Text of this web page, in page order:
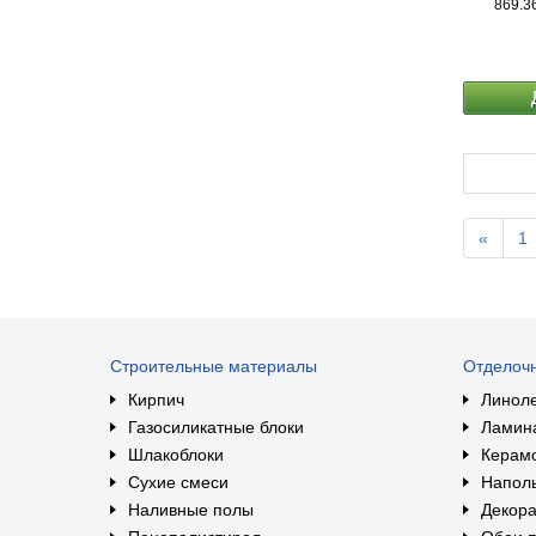
« 1
Строительные материалы
Кирпич
Газосиликатные блоки
Шлакоблоки
Сухие смеси
Наливные полы